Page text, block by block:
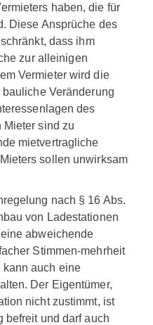
haben, die für
Diese Ansprüche des
dass ihm
zur alleinigen
Vermieter wird die
Veränderung
des
Mieter sind zu
mietvertragliche
sollen unwirksam
nach § 16 Abs.
von Ladestationen
abweichende
Stimmen-mehrheit
kann auch eine
Der Eigentümer,
nicht zustimmt, ist
befreit und darf auch